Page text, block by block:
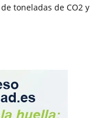
toneladas de CO2 y